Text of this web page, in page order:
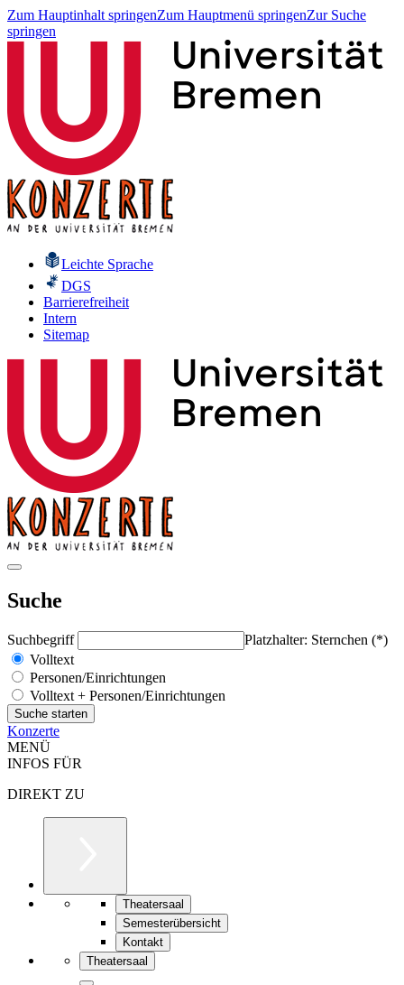
Zum Hauptinhalt springenZum Hauptmenü springenZur Suche
springen
Leichte Sprache
DGS
Barrierefreiheit
Intern
Sitemap
Suche
Suchbegriff
Platzhalter: Sternchen (*)
Volltext
Personen/Einrichtungen
Volltext + Personen/Einrichtungen
Konzerte
MENÜ
INFOS FÜR
DIREKT ZU
Theatersaal
Semesterübersicht
Kontakt
Theatersaal